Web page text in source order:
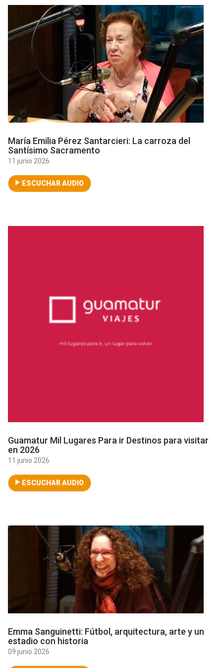
María Emilia Pérez Santarcieri: La carroza del
Santísimo Sacramento
11 junio 2026
ESCUCHAR AUDIO
Guamatur Mil Lugares Para ir Destinos para visitar
en 2026
11 junio 2026
ESCUCHAR AUDIO
Emma Sanguinetti: Fútbol, arquitectura, arte y un
estadio con historia
09 junio 2026